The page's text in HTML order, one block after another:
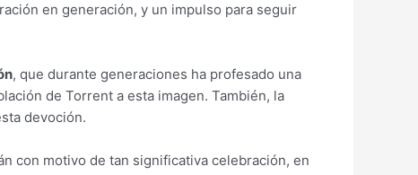
en generación, y un impulso para seguir
, que durante generaciones ha profesado una
de Torrent a esta imagen. También, la
devoción.
con motivo de tan significativa celebración, en